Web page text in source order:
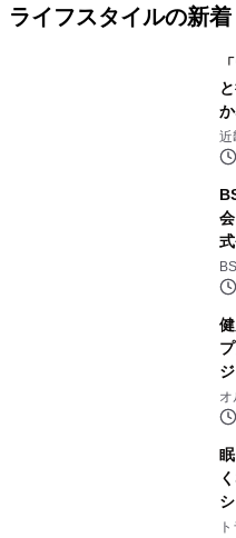
ライフスタイルの新着
近
オ